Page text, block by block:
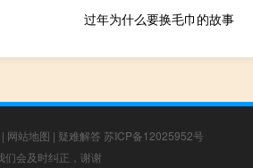
过年为什么要换毛巾的故事
| 网站地图 | 疑难解答 苏ICP备12025952号
们会及时纠正，谢谢